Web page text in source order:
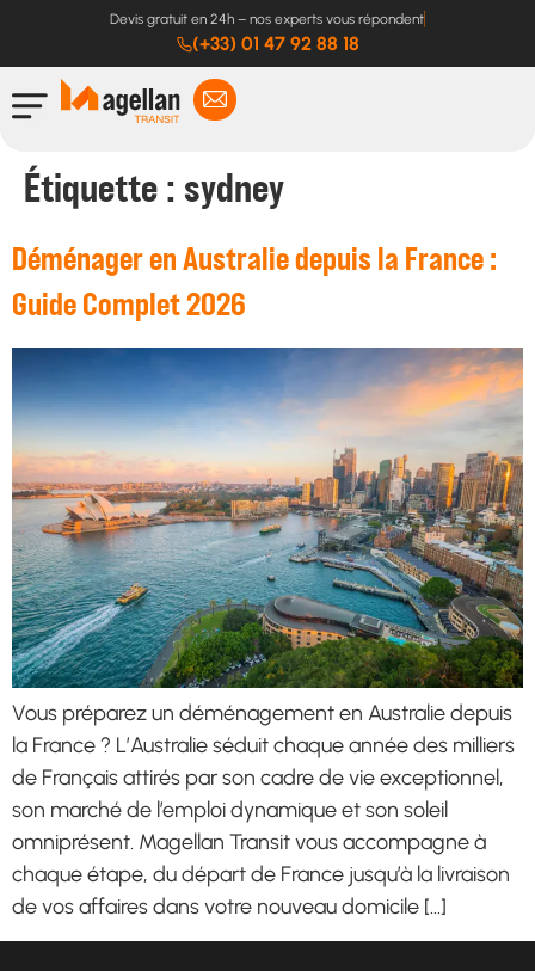
Devis gratuit en 24h – nos experts vous répondent
(+33) 01 47 92 88 18
Étiquette : sydney
Déménager en Australie depuis la France :
Guide Complet 2026
Vous préparez un déménagement en Australie depuis
la France ? L’Australie séduit chaque année des milliers
de Français attirés par son cadre de vie exceptionnel,
son marché de l’emploi dynamique et son soleil
omniprésent. Magellan Transit vous accompagne à
chaque étape, du départ de France jusqu’à la livraison
de vos affaires dans votre nouveau domicile […]